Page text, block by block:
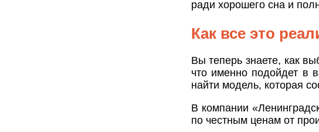
ради хорошего сна и
Как все это
Вы теперь знаете, как
что именно подойдет в
найти модель, которая
В компании
по честным ценам от